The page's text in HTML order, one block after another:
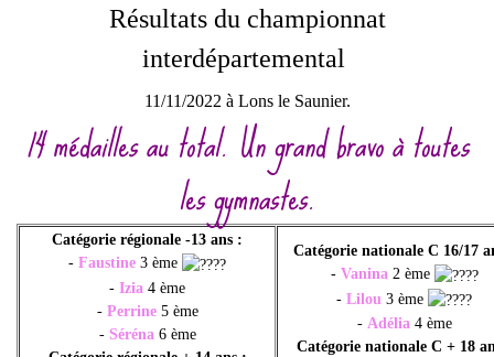
Résultats du championnat
interdépartemental
11/11/2022 à Lons le Saunier.
14 médailles au total. Un grand bravo à toutes
les gymnastes.
Catégorie régionale -13 ans :
- Faustine 3 ème
- Izia 4 ème
- Perrine5 ème
- Séréna 6 ème
Catégorie nationale C 16/17
- Vanina2 ème
- Lilou 3 ème
- Adélia 4 ème
Catégorie nationale C + 18